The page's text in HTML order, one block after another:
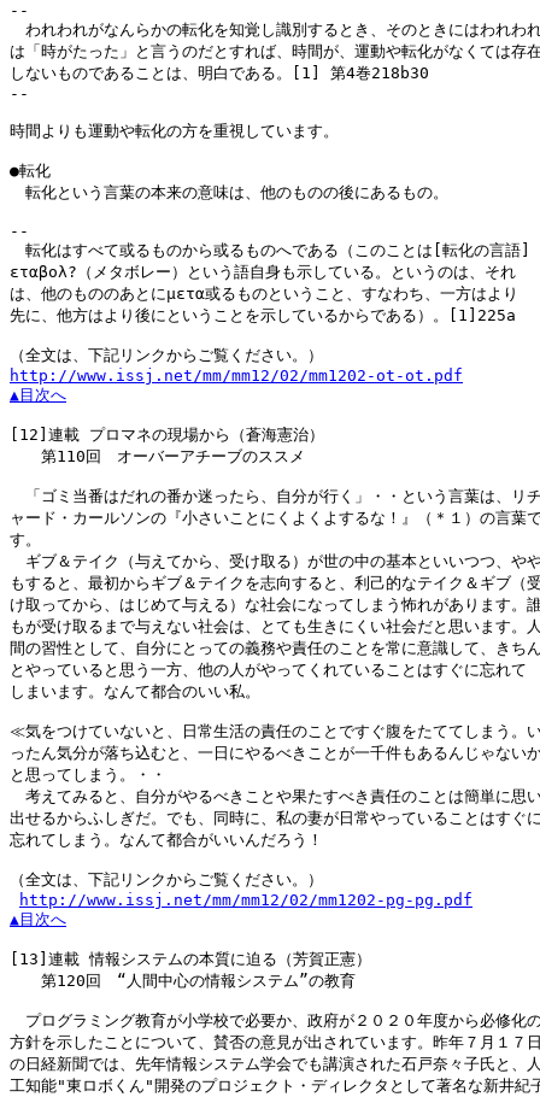
--
われわれがなんらかの転化を知覚し識別するとき、そのときにはわれわ
は「時がたった」と言うのだとすれば、時間が、運動や転化がなくては存
しないものであることは、明白である。[1] 第4巻218b30
--
時間よりも運動や転化の方を重視しています。
●転化
転化という言葉の本来の意味は、他のものの後にあるもの。
--
転化はすべて或るものから或るものへである（このことは[転化の言語]
εταβολ?（メタボレー）という語自身も示している。というのは、それ
は、他のもののあとにμετα或るものということ、すなわち、一方はより
先に、他方はより後にということを示しているからである）。[1]225a
http://www.issj.net/mm/mm12/02/mm1202-ot-ot.pdf
▲目次へ
[12] 連載 プロマネの現場から（蒼海憲治）
第110回　オーバーアチーブのススメ
「ゴミ当番はだれの番か迷ったら、自分が行く」・・という言葉は、リ
ャード・カールソンの『小さいことにくよくよするな！』（＊１）の言葉
す。
ギブ＆テイク（与えてから、受け取る）が世の中の基本といいつつ、や
もすると、最初からギブ＆テイクを志向すると、利己的なテイク＆ギブ（
け取ってから、はじめて与える）な社会になってしまう怖れがあります。
もが受け取るまで与えない社会は、とても生きにくい社会だと思います。
間の習性として、自分にとっての義務や責任のことを常に意識して、きち
とやっていると思う一方、他の人がやってくれていることはすぐに忘れて
しまいます。なんて都合のいい私。
≪気をつけていないと、日常生活の責任のことですぐ腹をたててしまう。
ったん気分が落ち込むと、一日にやるべきことが一千件もあるんじゃない
と思ってしまう。・・
考えてみると、自分がやるべきことや果たすべき責任のことは簡単に思
出せるからふしぎだ。でも、同時に、私の妻が日常やっていることはすぐ
忘れてしまう。なんて都合がいいんだろう！
（全文は、下記リンクからご覧ください。）
http://www.issj.net/mm/mm12/02/mm1202-pg-pg.pdf
▲目次へ
[13] 連載 情報システムの本質に迫る（芳賀正憲）
第120回　“人間中心の情報システム”の教育
プログラミング教育が小学校で必要か、政府が２０２０年度から必修化
方針を示したことについて、賛否の意見が出されています。昨年７月１７
の日経新聞では、先年情報システム学会でも講演された石戸奈々子氏と、
工知能"東ロボくん"開発のプロジェクト・ディレクタとして著名な新井紀